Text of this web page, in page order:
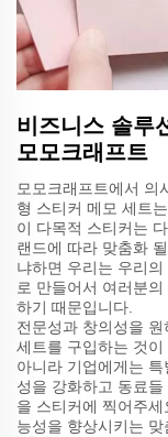
비즈니스 솔루
모모크래프트
모모크래프트에서 의
형 스티커 메모 세트
이 다목적 스티커는
랜드에 따라 맞춤화
냐하면 우리는 우리
로 만들어서 여러분
하기 때문입니다.
전문성과 창의성을
세트를 구입하는 것
아니라 기업에게는
성을 강화하고 동료
을 스티커에 찍어주
능성을 향상시키는